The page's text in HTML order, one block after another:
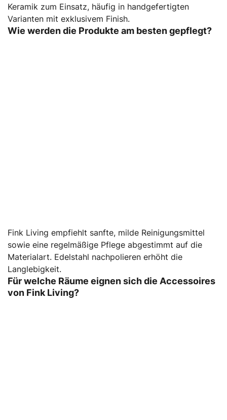
Keramik zum Einsatz, häufig in handgefertigten
Varianten mit exklusivem Finish.
Wie werden die Produkte am besten gepflegt?
Fink Living empfiehlt sanfte, milde Reinigungsmittel
sowie eine regelmäßige Pflege abgestimmt auf die
Materialart. Edelstahl nachpolieren erhöht die
Langlebigkeit.
Für welche Räume eignen sich die Accessoires
von Fink Living?